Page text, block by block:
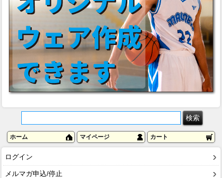
ホーム マイページ カート
ログイン
メルマガ申込/停止